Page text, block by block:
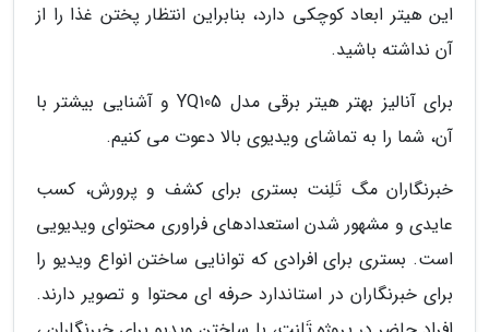
این هیتر ابعاد کوچکی دارد، بنابراین انتظار پختن غذا را از
آن نداشته باشید.
برای آنالیز بهتر هیتر برقی مدل YQ105 و آشنایی بیشتر با
آن، شما را به تماشای ویدیوی بالا دعوت می کنیم.
خبرنگاران مگ تَلِنت بستری برای کشف و پرورش، کسب
عایدی و مشهور شدن استعدادهای فراوری محتوای ویدیویی
است. بستری برای افرادی که توانایی ساختن انواع ویدیو را
برای خبرنگاران در استاندارد حرفه ای محتوا و تصویر دارند.